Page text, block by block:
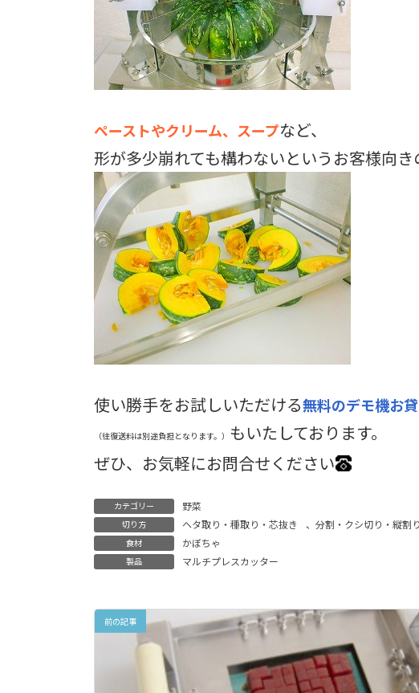
ペーストやクリーム、スープなど、
形が多少崩れても構わないというお客様向き
使い勝手をお試しいただける無料のデモ機お
（往復送料は別途負担となります。）
もいたしております。
ぜひ、お気軽にお問合せください
カテゴリー 野菜
切り方 ヘタ取り・種取り・芯抜き 、 分割・クシ切り・縦割り
食材 かぼちゃ
製品 マルチプレスカッター
前の記事